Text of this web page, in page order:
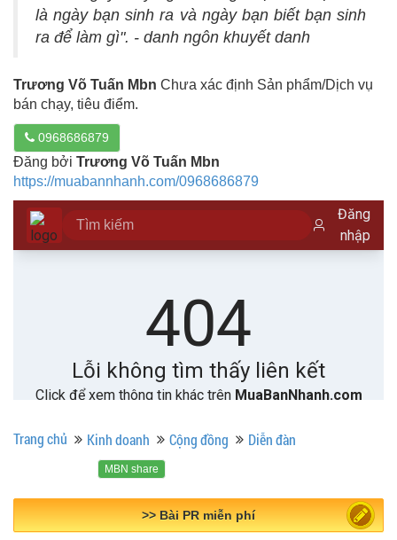
là ngày bạn sinh ra và ngày bạn biết bạn sinh
ra để làm gì". - danh ngôn khuyết danh
Trương Võ Tuấn Mbn Chưa xác định Sản phẩm/Dịch vụ
bán chạy, tiêu điểm.
0968686879
Đăng bởi Trương Võ Tuấn Mbn
https://muabannhanh.com/0968686879
Trang chủ Kinh doanh Cộng đồng Diễn đàn
MBN share
>> Quảng cáo miễn phí